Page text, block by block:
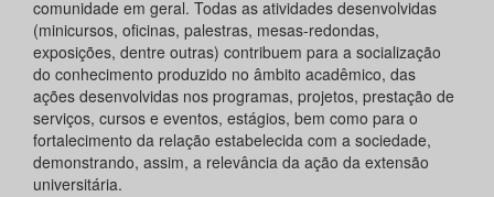
comunidade em geral. Todas as atividades desenvolvidas
(minicursos, oficinas, palestras, mesas-redondas,
exposições, dentre outras) contribuem para a socialização
do conhecimento produzido no âmbito acadêmico, das
ações desenvolvidas nos programas, projetos, prestação de
serviços, cursos e eventos, estágios, bem como para o
fortalecimento da relação estabelecida com a sociedade,
demonstrando, assim, a relevância da ação da extensão
universitária.